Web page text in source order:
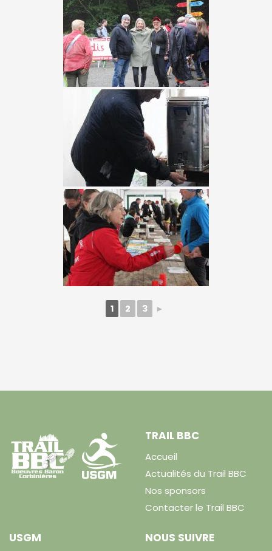
1 2 3 ►
TRAIL BBC
Accueil
Actualités du Trail BBC
Nos sponsors
Contacter le Trail BBC
USGM NOUS SUIVRE